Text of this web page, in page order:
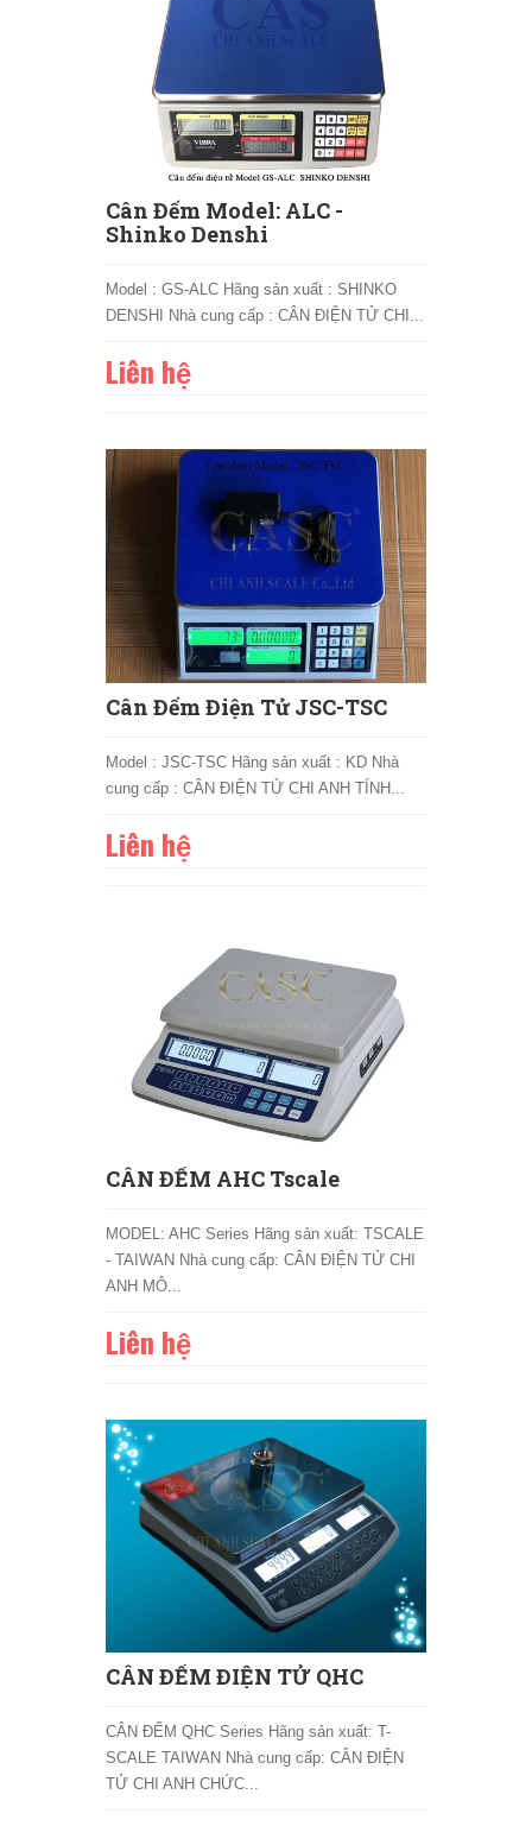
Cân Đếm Model: ALC -
Shinko Denshi
Model : GS-ALC Hãng sản xuất : SHINKO
DENSHI Nhà cung cấp : CÂN ĐIỆN TỬ CHI...
Liên hệ
Cân Đếm Điện Tử JSC-TSC
Model : JSC-TSC Hãng sản xuất : KD Nhà
cung cấp : CÂN ĐIỆN TỬ CHI ANH TÍNH...
Liên hệ
CÂN ĐẾM AHC Tscale
MODEL: AHC Series Hãng sản xuất: TSCALE
- TAIWAN Nhà cung cấp: CÂN ĐIỆN TỬ CHI
ANH MÔ...
Liên hệ
CÂN ĐẾM ĐIỆN TỬ QHC
CÂN ĐẾM QHC Series Hãng sản xuất: T-
SCALE TAIWAN Nhà cung cấp: CÂN ĐIỆN
TỬ CHI ANH CHỨC...